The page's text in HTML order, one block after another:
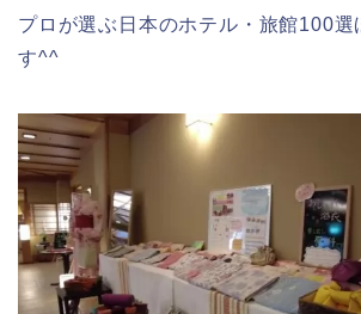
プロが選ぶ日本のホテル・旅館100選
す^^